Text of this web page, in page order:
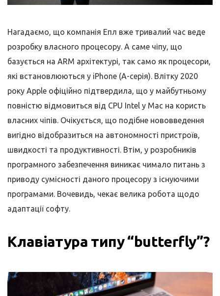
Нагадаємо, що компанія Епл вже тривалий час веде
розробку власного процесору. А саме чіпу, що
базується на ARM архітектурі, так само як процесори,
які встановлюються у iPhone (A-серія). Влітку 2020
року Apple офіційно підтвердила, що у майбутньому
повністю відмовиться від CPU Intel у Mac на користь
власних чіпів. Очікується, що подібне нововведення
вигідно відобразиться на автономності пристроїв,
швидкості та продуктивності. Втім, у розробників
програмного забезпечення виникає чимало питань з
приводу сумісності даного процесору з існуючими
програмами. Вочевидь, чекає велика робота щодо
адаптації софту.
Клавіатура типу “butterfly”?